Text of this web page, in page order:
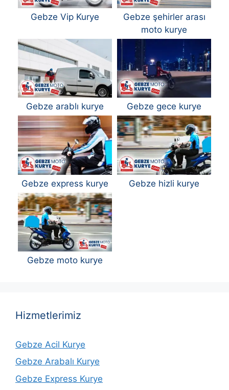
Gebze Vip Kurye
Gebze şehirler arası
moto kurye
Gebze arablı kurye Gebze gece kurye
Gebze express kurye Gebze hizli kurye
Gebze moto kurye
Hizmetlerimiz
Gebze Acil Kurye
Gebze Arabalı Kurye
Gebze Express Kurye